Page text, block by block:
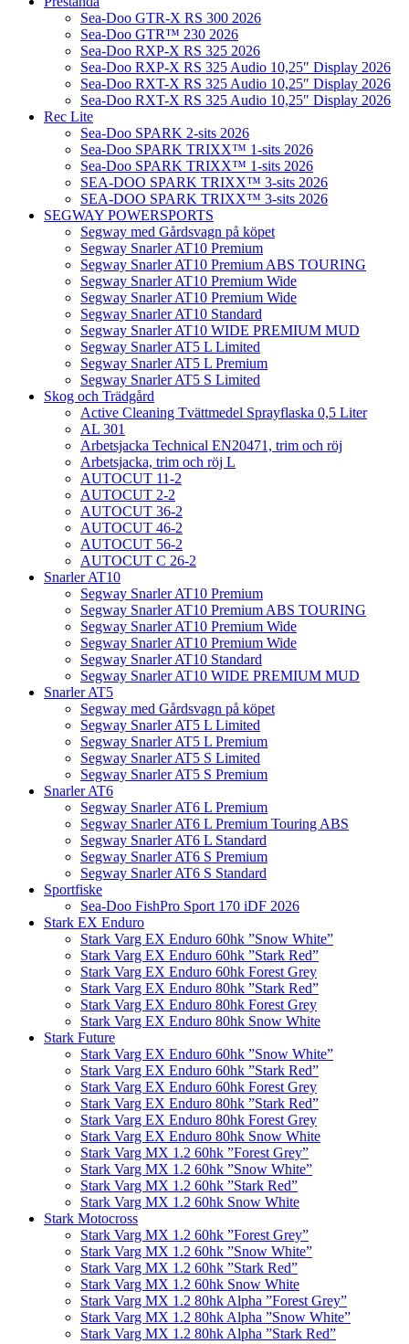
Sea-Doo GTR-X RS 300 2026
Sea-Doo GTR™ 230 2026
Sea-Doo RXP-X RS 325 2026
Sea-Doo RXP-X RS 325 Audio 10,25″ Display 2026
Sea-Doo RXT-X RS 325 Audio 10,25″ Display 2026
Sea-Doo RXT-X RS 325 Audio 10,25″ Display 2026
Rec Lite
Sea-Doo SPARK 2-sits 2026
Sea-Doo SPARK TRIXX™ 1-sits 2026
Sea-Doo SPARK TRIXX™ 1-sits 2026
SEA-DOO SPARK TRIXX™ 3-sits 2026
SEA-DOO SPARK TRIXX™ 3-sits 2026
SEGWAY POWERSPORTS
Segway med Gårdsvagn på köpet
Segway Snarler AT10 Premium
Segway Snarler AT10 Premium ABS TOURING
Segway Snarler AT10 Premium Wide
Segway Snarler AT10 Premium Wide
Segway Snarler AT10 Standard
Segway Snarler AT10 WIDE PREMIUM MUD
Segway Snarler AT5 L Limited
Segway Snarler AT5 L Premium
Segway Snarler AT5 S Limited
Skog och Trädgård
Active Cleaning Tvättmedel Sprayflaska 0,5 Liter
AL 301
Arbetsjacka Technical EN20471, trim och röj
Arbetsjacka, trim och röj L
AUTOCUT 11-2
AUTOCUT 2-2
AUTOCUT 36-2
AUTOCUT 46-2
AUTOCUT 56-2
AUTOCUT C 26-2
Snarler AT10
Segway Snarler AT10 Premium
Segway Snarler AT10 Premium ABS TOURING
Segway Snarler AT10 Premium Wide
Segway Snarler AT10 Premium Wide
Segway Snarler AT10 Standard
Segway Snarler AT10 WIDE PREMIUM MUD
Snarler AT5
Segway med Gårdsvagn på köpet
Segway Snarler AT5 L Limited
Segway Snarler AT5 L Premium
Segway Snarler AT5 S Limited
Segway Snarler AT5 S Premium
Snarler AT6
Segway Snarler AT6 L Premium
Segway Snarler AT6 L Premium Touring ABS
Segway Snarler AT6 L Standard
Segway Snarler AT6 S Premium
Segway Snarler AT6 S Standard
Sportfiske
Sea-Doo FishPro Sport 170 iDF 2026
Stark EX Enduro
Stark Varg EX Enduro 60hk ”Snow White”
Stark Varg EX Enduro 60hk ”Stark Red”
Stark Varg EX Enduro 60hk Forest Grey
Stark Varg EX Enduro 80hk ”Stark Red”
Stark Varg EX Enduro 80hk Forest Grey
Stark Varg EX Enduro 80hk Snow White
Stark Future
Stark Varg EX Enduro 60hk ”Snow White”
Stark Varg EX Enduro 60hk ”Stark Red”
Stark Varg EX Enduro 60hk Forest Grey
Stark Varg EX Enduro 80hk ”Stark Red”
Stark Varg EX Enduro 80hk Forest Grey
Stark Varg EX Enduro 80hk Snow White
Stark Varg MX 1.2 60hk ”Forest Grey”
Stark Varg MX 1.2 60hk ”Snow White”
Stark Varg MX 1.2 60hk ”Stark Red”
Stark Varg MX 1.2 60hk Snow White
Stark Motocross
Stark Varg MX 1.2 60hk ”Forest Grey”
Stark Varg MX 1.2 60hk ”Snow White”
Stark Varg MX 1.2 60hk ”Stark Red”
Stark Varg MX 1.2 60hk Snow White
Stark Varg MX 1.2 80hk Alpha ”Forest Grey”
Stark Varg MX 1.2 80hk Alpha ”Snow White”
Stark Varg MX 1.2 80hk Alpha ”Stark Red”